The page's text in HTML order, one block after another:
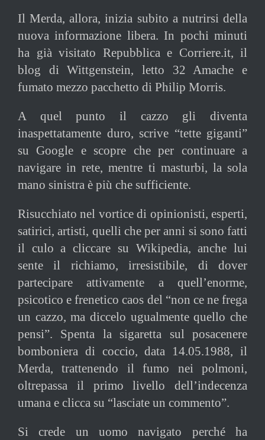
Il Merda, allora, inizia subito a nutrirsi della
nuova informazione libera. In pochi minuti
ha già visitato Repubblica e Corriere.it, il
blog di Wittgenstein, letto 32 Amache e
fumato mezzo pacchetto di Philip Morris.
A quel punto il cazzo gli diventa
inaspettatamente duro, scrive “tette giganti”
su Google e scopre che per continuare a
navigare in rete, mentre ti masturbi, la sola
mano sinistra è più che sufficiente.
Risucchiato nel vortice di opinionisti, esperti,
satirici, artisti, quelli che per anni si sono fatti
il culo a cliccare su Wikipedia, anche lui
sente il richiamo, irresistibile, di dover
partecipare attivamente a quell’enorme,
psicotico e frenetico caos del “non ce ne frega
un cazzo, ma diccelo ugualmente quello che
pensi”. Spenta la sigaretta sul posacenere
bomboniera di coccio, data 14.05.1988, il
Merda, trattenendo il fumo nei polmoni,
oltrepassa il primo livello dell’indecenza
umana e clicca su “lasciate un commento”.
Si crede un uomo navigato perché ha